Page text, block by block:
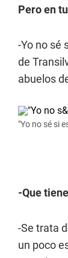
Pero en
-Yo no sé
de
abuelos
"Yo no sé si
-Que
-Se trata
un poco